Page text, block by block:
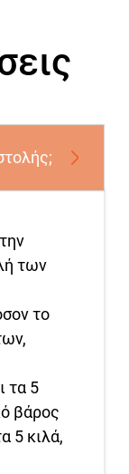
των
το
τα 5
βάρος
5 κιλά,